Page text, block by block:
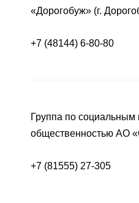
«Дорогобуж» (г.
+7 (48144) 6-80-80
Группа по социальным
общественностью АО
+7 (81555) 27-305